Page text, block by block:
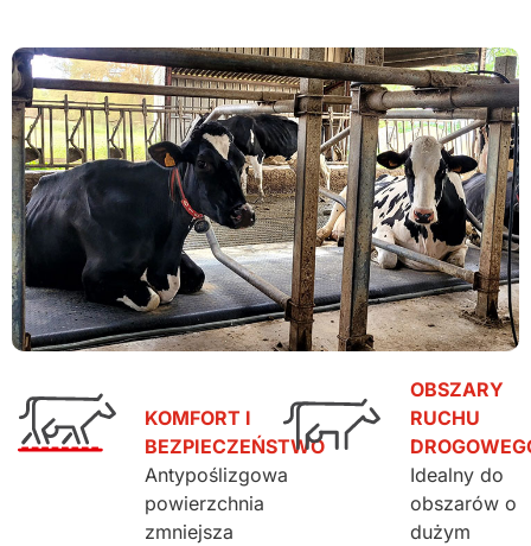
KOMFORT I
BEZPIECZEŃSTWO
Antypoślizgowa
powierzchnia
zmniejsza
OBSZARY
RUCHU
Idealny do
obszarów o
dużym